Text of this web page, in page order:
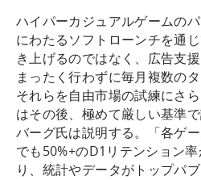
ハイパーカジュアルゲームの
にわたるソフトローンチを通
き上げるのではなく、広告支
まったく行わずに毎月複数の
それらを自由市場の試練にさ
はその後、極めて厳しい基準
バーグ氏は説明する。「各ゲ
でも50%+のD1リテンション
り、統計やデータがトップパ